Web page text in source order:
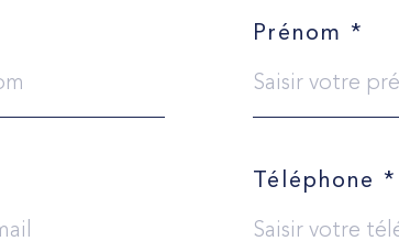
Prénom *
Téléphone *